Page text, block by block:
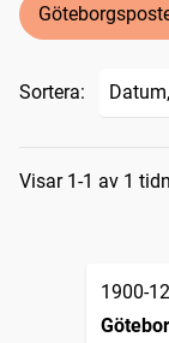
Sortera:
Visar 1-1 av 1
1900-